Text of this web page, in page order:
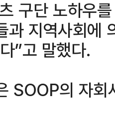
구단 노하우
과 지역사회에
”고 말했다.
SOOP의 자